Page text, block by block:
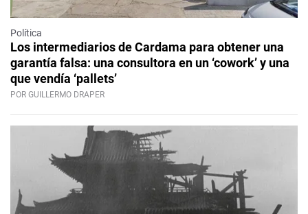
Política
Los intermediarios de Cardama para obtener una
garantía falsa: una consultora en un ‘cowork’ y una
que vendía ‘pallets’
POR GUILLERMO DRAPER